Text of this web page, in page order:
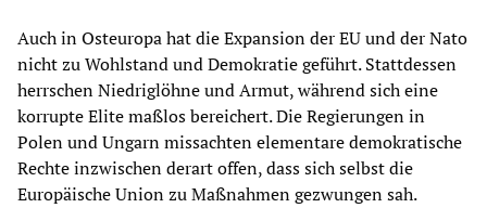
Auch in Osteuropa hat die Expansion der EU und der Nato
nicht zu Wohlstand und Demokratie geführt. Stattdessen
herrschen Niedriglöhne und Armut, während sich eine
korrupte Elite maßlos bereichert. Die Regierungen in
Polen und Ungarn missachten elementare demokratische
Rechte inzwischen derart offen, dass sich selbst die
Europäische Union zu Maßnahmen gezwungen sah.